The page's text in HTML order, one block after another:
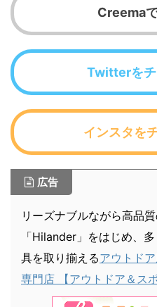
Creema
Twitterをチ
インスタを
広告
リーズナブルながら高品
「Hilander」をはじめ、
具を取り揃えるアウトド
専門店 【アウトドア＆ス